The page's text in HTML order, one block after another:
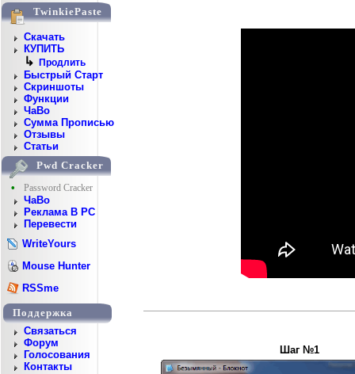
TwinkiePaste
Скачать
КУПИТЬ
↳ Продлить
Быстрый Старт
Скриншоты
Функции
ЧаВо
Сумма Прописью
Отзывы
Статьи
Pwd Cracker
•
Password Cracker
ЧаВо
Реклама В PC
Перевести
WriteYours
Mouse Hunter
RSSme
Поддержка
Cвязаться
Форум
Голосования
Контакты
Шаг №1